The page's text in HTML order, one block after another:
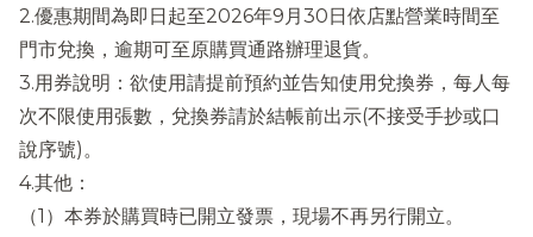
2.優惠期間為即日起至2026年9月30日依店點營業時間至
門市兌換，逾期可至原購買通路辦理退貨。
3.用券說明：欲使用請提前預約並告知使用兌換券，每人每
次不限使用張數，兌換券請於結帳前出示(不接受手抄或口
說序號)。
4.其他：
（1）本券於購買時已開立發票，現場不再另行開立。